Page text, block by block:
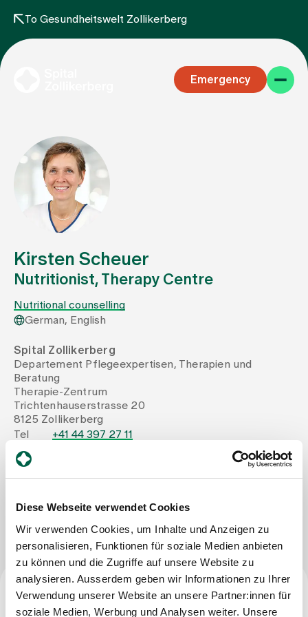
Diese Webseite verwendet Cookies
Wir verwenden Cookies, um Inhalte und Anzeigen zu
personalisieren, Funktionen für soziale Medien anbieten
zu können und die Zugriffe auf unsere Website zu
analysieren. Ausserdem geben wir Informationen zu Ihrer
Verwendung unserer Website an unsere Partner:innen für
soziale Medien, Werbung und Analysen weiter. Unsere
To Gesundheitswelt Zollikerberg
Emergency
Specialist areas
Stay
Team
Assigning
Events
About us
Jobs & Career
Contact us
Baby gallery
Blog
Kirsten Scheuer
Nutritionist, Therapy Centre
Nutritional counselling
German, English
Spital Zollikerberg
Departement Pflegeexpertisen, Therapien und
Beratung
Therapie-Zentrum
Trichtenhauserstrasse 20
8125 Zollikerberg
Tel
+41 44 397 27 11
Mail
kirsten.scheuer@therapie-zollikerberg.ch
Write Message
Profession